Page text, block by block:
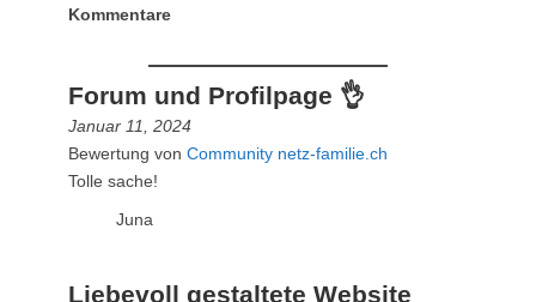
Kommentare
Forum und Profilpage 👌
Januar 11, 2024
Bewertung von Community netz-familie.ch
Tolle sache!
Juna
Liebevoll gestaltete Website